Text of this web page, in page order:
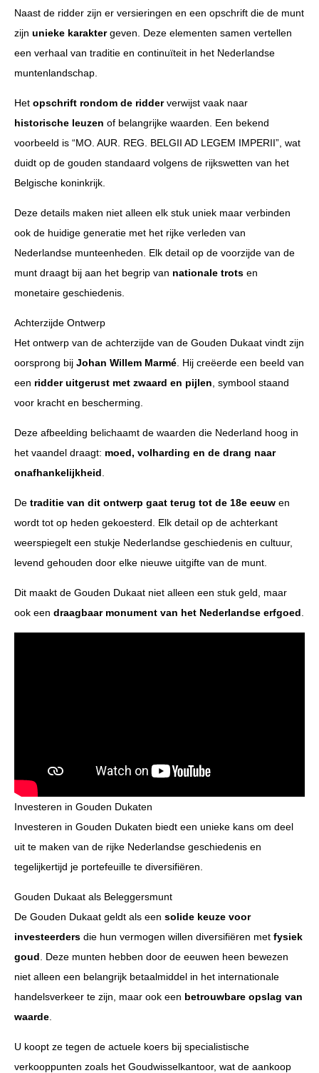
Naast de ridder zijn er versieringen en een opschrift die de munt
zijn unieke karaktergeven. Deze elementen samen vertellen
een verhaal van traditie en continuïteit in het Nederlandse
muntenlandschap.
Het opschrift rondom de ridderverwijst vaak naar
historische leuzen of belangrijke waarden. Een bekend
voorbeeld is “MO. AUR. REG. BELGII AD LEGEM IMPERII”, wat
duidt op de gouden standaard volgens de rijkswetten van het
Belgische koninkrijk.
Deze details maken niet alleen elk stuk uniek maar verbinden
ook de huidige generatie met het rijke verleden van
Nederlandse munteenheden. Elk detail op de voorzijde van de
munt draagt bij aan het begrip van nationale trots en
monetaire geschiedenis.
Achterzijde Ontwerp
Het ontwerp van de achterzijde van de Gouden Dukaat vindt zijn
oorsprong bij Johan Willem Marmé. Hij creëerde een beeld van
een ridder uitgerust met zwaard en pijlen, symbool staand
voor kracht en bescherming.
Deze afbeelding belichaamt de waarden die Nederland hoog in
het vaandel draagt: moed, volharding en de drang naar
onafhankelijkheid.
De traditie van dit ontwerp gaat terug tot de 18e eeuw en
wordt tot op heden gekoesterd. Elk detail op de achterkant
weerspiegelt een stukje Nederlandse geschiedenis en cultuur,
levend gehouden door elke nieuwe uitgifte van de munt.
Dit maakt de Gouden Dukaat niet alleen een stuk geld, maar
ook een draagbaar monument van het Nederlandse erfgoed.
Investeren in Gouden Dukaten
Investeren in Gouden Dukaten biedt een unieke kans om deel
uit te maken van de rijke Nederlandse geschiedenis en
tegelijkertijd je portefeuille te diversifiëren.
Gouden Dukaat als Beleggersmunt
De Gouden Dukaat geldt als een solide keuze voor
investeerders die hun vermogen willen diversifiëren met fysiek
goud . Deze munten hebben door de eeuwen heen bewezen
niet alleen een belangrijk betaalmiddel in het internationale
handelsverkeer te zijn, maar ook een betrouwbare opslag van
waarde
U koopt ze tegen de actuele koers bij specialistische
verkooppunten zoals het Goudwisselkantoor, wat de aankoop